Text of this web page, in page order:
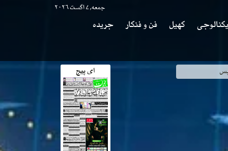
جمعه, ۷ اگست ۲۰۲۶
کھیل فن و فنکار
جریدہ
ای پیج